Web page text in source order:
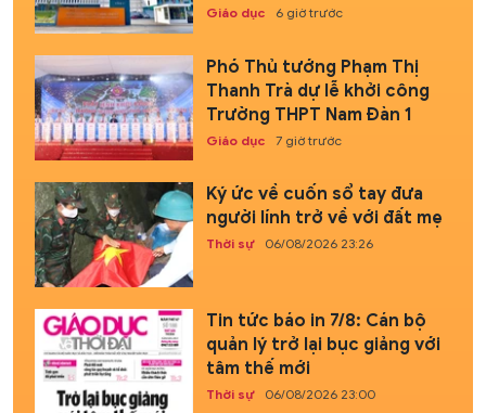
Giáo dục 6 giờ trước
Phó Thủ tướng Phạm Thị
Thanh Trà dự lễ khởi công
Trường THPT Nam Đàn 1
Giáo dục 7 giờ trước
Ký ức về cuốn sổ tay đưa
người lính trở về với đất mẹ
Thời sự 06/08/2026 23:26
Tin tức báo in 7/8: Cán bộ
quản lý trở lại bục giảng với
tâm thế mới
Thời sự 06/08/2026 23:00